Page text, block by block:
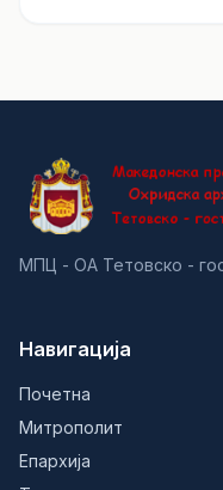
МПЦ - ОА Тетовско -
Навигација
Почетна
Митрополит
Епархија